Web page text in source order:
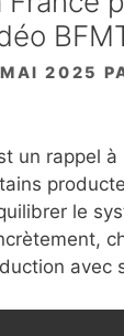
2025
un rappel
le
avec